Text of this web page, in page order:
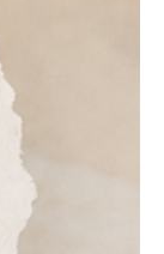
op die tafel om te
Maar terwyl
praat, gebeur
in ons gedagtes.
ons kan gee, ’n